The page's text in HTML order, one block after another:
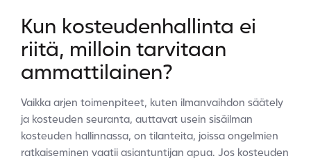
Kun kosteudenhallinta ei
riitä, milloin tarvitaan
ammattilainen?
Vaikka arjen toimenpiteet, kuten ilmanvaihdon säätely
ja kosteuden seuranta, auttavat usein sisäilman
kosteuden hallinnassa, on tilanteita, joissa ongelmien
ratkaiseminen vaatii asiantuntijan apua. Jos kosteuden